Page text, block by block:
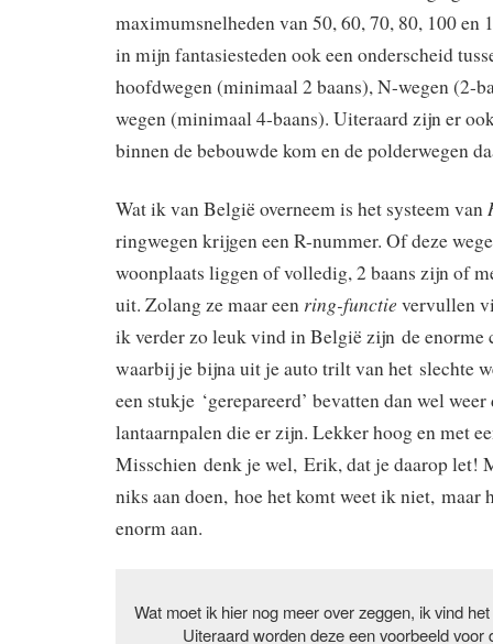
maximumsnelheden van 50, 60, 70, 80, 100 en
in mijn fantasiesteden ook een onderscheid
hoofdwegen (minimaal 2 baans), N-wegen (2-
wegen (minimaal 4-baans). Uiteraard zijn er
binnen de bebouwde kom en de polderwegen
Wat ik van België overneem is het systeem van
ringwegen krijgen een R-nummer. Of deze
woonplaats liggen of volledig, 2 baans zijn of
uit. Zolang ze maar een ring-functie vervullen
ik verder zo leuk vind in België zijn de enorme
waarbij je bijna uit je auto trilt van het slechte
een stukje ‘gerepareerd’ bevatten dan wel weer
lantaarnpalen die er zijn. Lekker hoog en met
Misschien denk je wel, Erik, dat je daarop let!
niks aan doen, hoe het komt weet ik niet, maar
enorm aan.
Wat moet ik hier nog meer over zeggen, ik vind
Uiteraard worden deze een voorbeeld voor